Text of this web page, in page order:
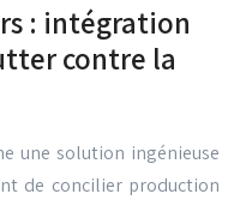
: intégration
contre la
une solution ingénieuse
de concilier production